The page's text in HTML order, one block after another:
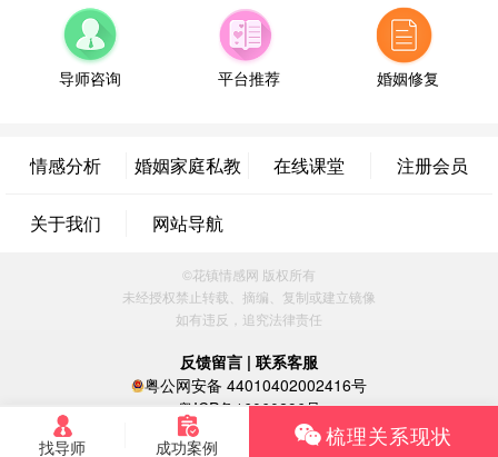
福建-厦门 159****4462
53分钟前
微信用户 凌乱小羊 通过此页面咨询，已获得专属情
辽宁-大连 176****2843
39分钟前
属情感方案
微信用户 墨笙 通过此页面咨询，已获得专属情感方
案
江苏-苏州 188****5187
微信用户 谢思明 通过此页面咨询，已获得专属情感
方案
广东-佛山 139****6034
微信用户 静默 通过此页面咨询，已获得专属情感方
案
导师咨询 平台推荐 婚姻修复
情感分析 婚姻家庭私教 在线课堂 注册会员
关于我们 网站导航
©花镇情感网 版权所有
未经授权禁止转载、摘编、复制或建立镜像
如有违反，追究法律责任
反馈留言 | 联系客服
粤公网安备 44010402002416号
粤ICP备16060296号
找导师 成功案例 梳理关系现状